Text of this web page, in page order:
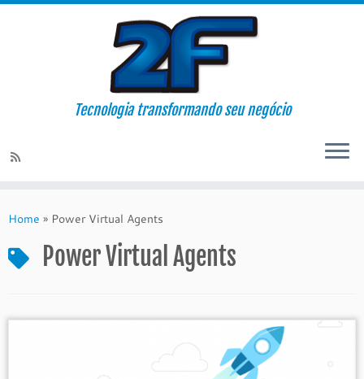
Tecnologia transformando seu negócio
Home » Power Virtual Agents
Power Virtual Agents